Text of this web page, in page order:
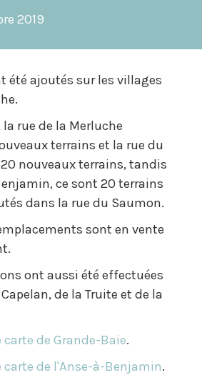
2019
été ajoutés sur les villages
rue de la Merluche
terrains et la rue du
nouveaux terrains, tandis
ce sont 20 terrains
dans la rue du Saumon.
sont en vente
ont aussi été effectuées
de la Truite et de la
de Grande-Baie.
carte de l'Anse-à-Benjamin.